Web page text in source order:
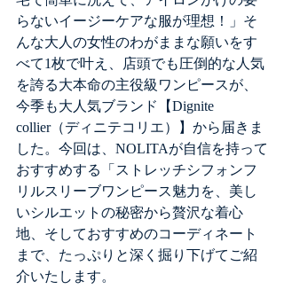
らないイージーケアな服が理想！」そ
んな大人の女性のわがままな願いをす
べて1枚で叶え、店頭でも圧倒的な人気
を誇る大本命の主役級ワンピースが、
今季も大人気ブランド【Dignite
collier（ディニテコリエ）】から届きま
した。今回は、NOLITAが自信を持って
おすすめする「ストレッチシフォンフ
リルスリーブワンピース魅力を、美し
いシルエットの秘密から贅沢な着心
地、そしておすすめのコーディネート
まで、たっぷりと深く掘り下げてご紹
介いたします。